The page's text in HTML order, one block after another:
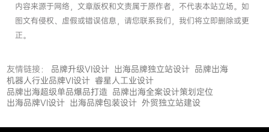
内容来源于网络，文章版权和文责属于原作者，不代表本站立场。如
图文有侵权、虚假或错误信息，请您联系我们，我们将立即删除或更
正。
友情链接： 品牌升级VI设计 出海品牌独立站设计 品牌出海
机器人行业品牌VI设计 睿星人工业设计
品牌出海超级单品爆品打造 品牌出海全案设计策划定位
出海品牌VI设计 出海品牌包装设计 外贸独立站建设